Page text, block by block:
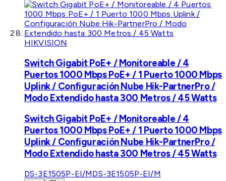
HIKVISION
Switch Gigabit PoE+ / Monitoreable / 4
Puertos 1000 Mbps PoE+ / 1 Puerto 1000 Mbps
Uplink / Configuración Nube Hik-PartnerPro /
Modo Extendido hasta 300 Metros / 45 Watts
Switch Gigabit PoE+ / Monitoreable / 4
Puertos 1000 Mbps PoE+ / 1 Puerto 1000 Mbps
Uplink / Configuración Nube Hik-PartnerPro /
Modo Extendido hasta 300 Metros / 45 Watts
DS-3E1505P-EI/MDS-3E1505P-EI/M